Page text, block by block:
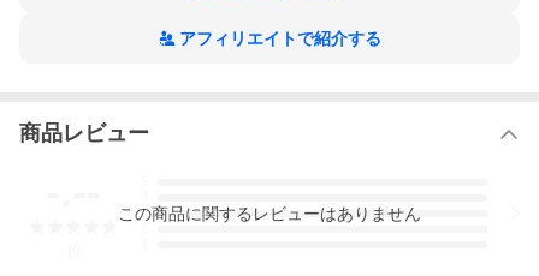
アフィリエイトで紹介する
商品レビュー
3
この商品に関するレビューはありません